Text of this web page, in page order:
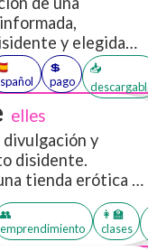
y elegida
ilustrada.
💲
pago
📥
elles
y
disidente.
tienda erótica y
sexo y kinky y
la
y los cuidados
👥
emprendimiento
👩‍🏫
clases